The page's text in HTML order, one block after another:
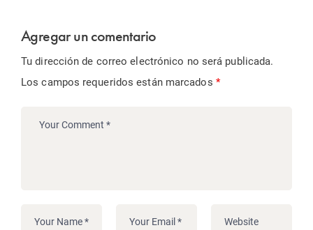
Agregar un comentario
Tu dirección de correo electrónico no será publicada.
Los campos requeridos están marcados *